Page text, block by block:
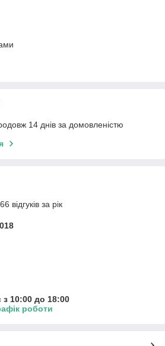
14 днів за домовленістю
відгуків за рік
10:00 до 18:00
роботи